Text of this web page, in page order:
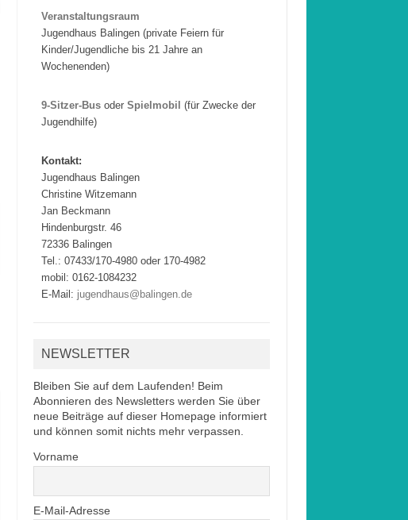
Veranstaltungsraum
Jugendhaus Balingen (private Feiern für
Kinder/Jugendliche bis 21 Jahre an
Wochenenden)
9-Sitzer-Bus oderSpielmobil (für Zwecke der
Jugendhilfe)
Kontakt:
Jugendhaus Balingen
Christine Witzemann
Jan Beckmann
Hindenburgstr. 46
72336 Balingen
Tel.: 07433/170-4980 oder 170-4982
mobil: 0162-1084232
E-Mail: jugendhaus@balingen.de
NEWSLETTER
Bleiben Sie auf dem Laufenden! Beim
Abonnieren des Newsletters werden Sie über
neue Beiträge auf dieser Homepage informiert
und können somit nichts mehr verpassen.
Vorname
E-Mail-Adresse